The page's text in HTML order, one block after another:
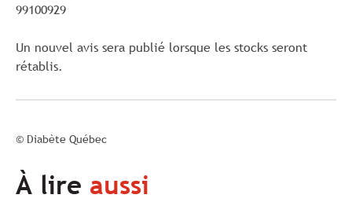
99100929
Un nouvel avis sera publié lorsque les stocks seront
rétablis.
© Diabète Québec
À lire aussi